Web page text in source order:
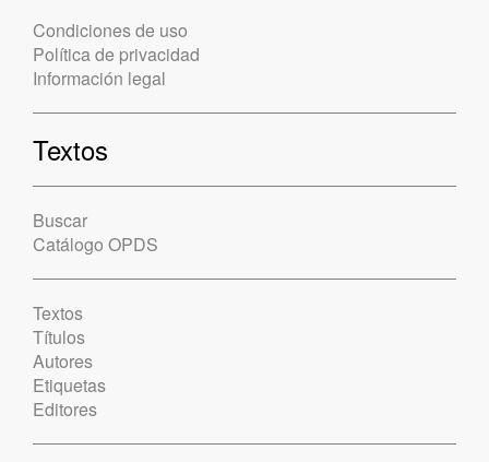
Condiciones de uso
Política de privacidad
Información legal
Textos
Buscar
Catálogo OPDS
Textos
Títulos
Autores
Etiquetas
Editores